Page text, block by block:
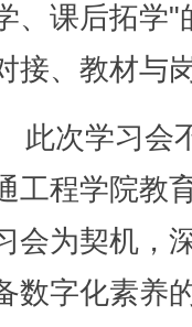
、课后拓学"
接、教材与
此次学习会
工程学院教
会为契机，
数字化素养